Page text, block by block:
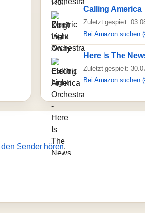
Calling America
Zuletzt gespielt:
Bei Amazon suchen
Here Is The
Zuletzt gespielt:
Bei Amazon suchen
den Sender hören.